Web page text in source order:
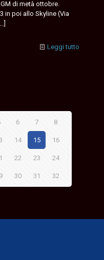
di metà ottobre.
in poi allo Skyline (Via
[…]
Leggi tutto
6 7 8
14 15 16
22 23 24
30 31 32